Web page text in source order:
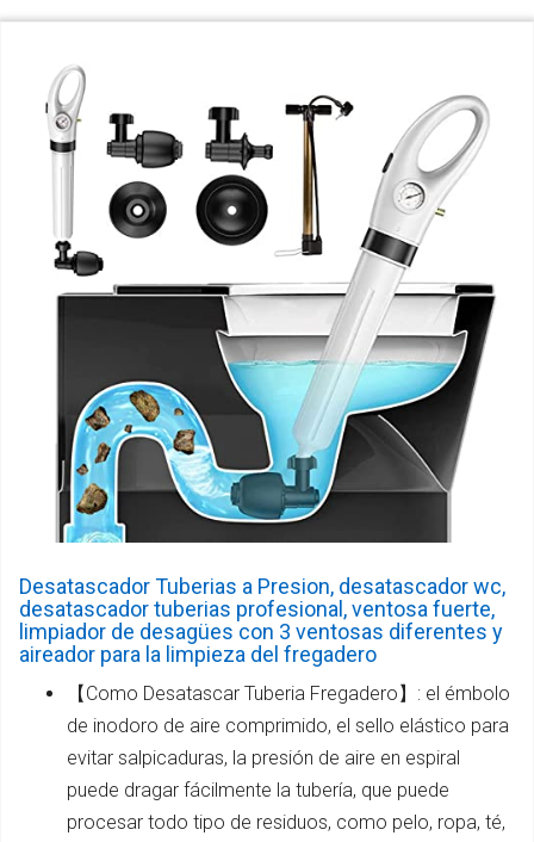
Desatascador Tuberias a Presion, desatascador wc,
desatascador tuberias profesional, ventosa fuerte,
limpiador de desagües con 3 ventosas diferentes y
aireador para la limpieza del fregadero
【Como Desatascar Tuberia Fregadero】: el émbolo
de inodoro de aire comprimido, el sello elástico para
evitar salpicaduras, la presión de aire en espiral
puede dragar fácilmente la tubería, que puede
procesar todo tipo de residuos, como pelo, ropa, té,